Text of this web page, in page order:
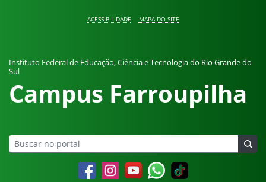
ACESSIBILIDADE MAPA DO SITE
Instituto Federal de Educação, Ciência e Tecnologia do Rio Grande do
Sul
Campus Farroupilha
FacebookInstagramYouTubeWhatsapp